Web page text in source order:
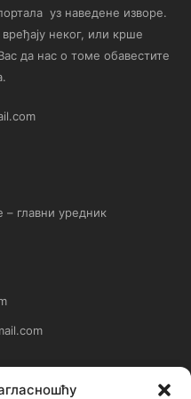
уз наведене изворе.
неког, или крше
да нас о томе обавестите
– главни уредник